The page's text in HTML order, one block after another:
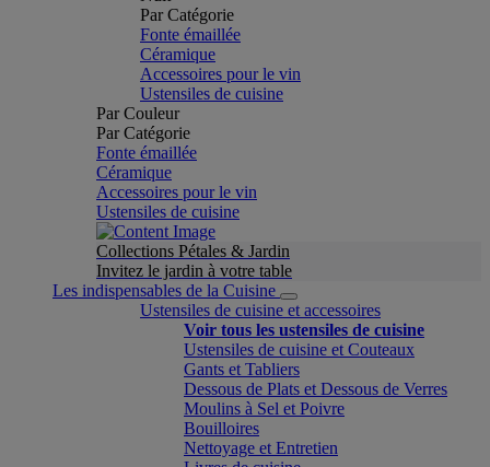
Par Catégorie
Fonte émaillée
Céramique
Accessoires pour le vin
Ustensiles de cuisine
Par Couleur
Par Catégorie
Fonte émaillée
Céramique
Accessoires pour le vin
Ustensiles de cuisine
Collections Pétales & Jardin
Invitez le jardin à votre table
Les indispensables de la Cuisine
Ustensiles de cuisine et accessoires
Voir tous les ustensiles de cuisine
Ustensiles de cuisine et Couteaux
Gants et Tabliers
Dessous de Plats et Dessous de Verres
Moulins à Sel et Poivre
Bouilloires
Nettoyage et Entretien